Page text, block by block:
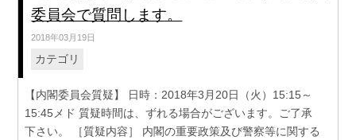
委員会で質問します。
2018年03月19日
カテゴリ
【内閣委員会質疑】 日時：2018年3月20日（火）15:15～
15:45メド 質疑時間は、ずれる場合がございます。ご了承
下さい。 ［質疑内容］ 内閣の重要政策及び警察等に関する